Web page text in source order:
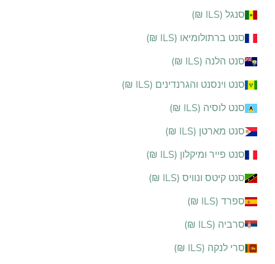
סנגל (ILS ₪)
סנט ברתולומיאו (ILS ₪)
סנט הלנה (ILS ₪)
סנט וינסנט והגרנדינים (ILS ₪)
סנט לוסיה (ILS ₪)
סנט מארטן (ILS ₪)
סנט פייר ומיקלון (ILS ₪)
סנט קיטס ונוויס (ILS ₪)
ספרד (ILS ₪)
סרביה (ILS ₪)
סרי לנקה (ILS ₪)